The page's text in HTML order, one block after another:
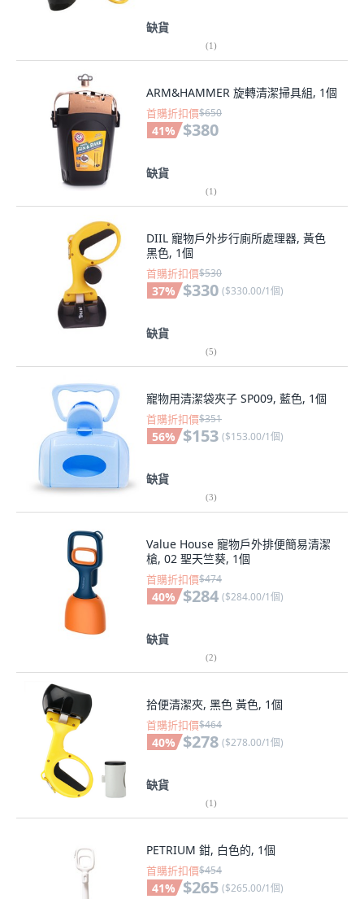
缺貨
(1)
ARM&HAMMER 旋轉清潔掃具組, 1個
首購折扣價$650
41% $380
缺貨
(1)
DIIL 寵物戶外步行廁所處理器, 黃色
黑色, 1個
首購折扣價$530
37% $330 ($330.00/1個)
缺貨
(5)
寵物用清潔袋夾子 SP009, 藍色, 1個
首購折扣價$351
56% $153 ($153.00/1個)
缺貨
(3)
Value House 寵物戶外排便簡易清潔
槍, 02 聖天竺葵, 1個
首購折扣價$474
40% $284 ($284.00/1個)
缺貨
(2)
拾便清潔夾, 黑色 黃色, 1個
首購折扣價$464
40% $278 ($278.00/1個)
缺貨
(1)
PETRIUM 鉗, 白色的, 1個
首購折扣價$454
41% $265 ($265.00/1個)